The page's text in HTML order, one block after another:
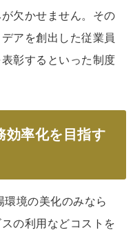
欠かせません。その
アを創出した従業員
彰するといった制度
効率化を目指す
境の美化のみなら
の利用などコストを